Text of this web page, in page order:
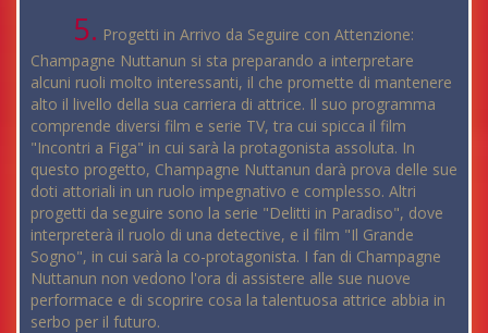
5. Progetti in Arrivo da Seguire con Attenzione:
Champagne Nuttanun si sta preparando a interpretare
alcuni ruoli molto interessanti, il che promette di mantenere
alto il livello della sua carriera di attrice. Il suo programma
comprende diversi film e serie TV, tra cui spicca il film
"Incontri a Figa" in cui sarà la protagonista assoluta. In
questo progetto, Champagne Nuttanun darà prova delle sue
doti attoriali in un ruolo impegnativo e complesso. Altri
progetti da seguire sono la serie "Delitti in Paradiso", dove
interpreterà il ruolo di una detective, e il film "Il Grande
Sogno", in cui sarà la co-protagonista. I fan di Champagne
Nuttanun non vedono l'ora di assistere alle sue nuove
performace e di scoprire cosa la talentuosa attrice abbia in
serbo per il futuro.